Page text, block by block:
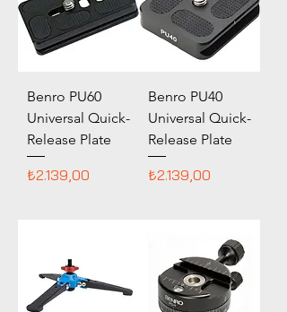
Benro PU60
Universal Quick-
Release Plate
Fiyat
₺2.139,00
Benro PU40
Universal Quick-
Release Plate
Fiyat
₺2.139,00